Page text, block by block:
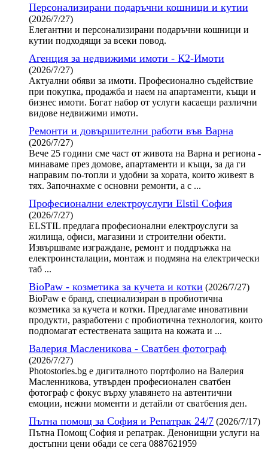
Персонализирани подаръчни кошници и кутии
(2026/7/27)
Елегантни и персонализирани подаръчни кошници и
кутии подходящи за всеки повод.
Агенция за недвижими имоти - К2-Имоти
(2026/7/27)
Актуални обяви за имоти. Професионално съдействие
при покупка, продажба и наем на апартаменти, къщи и
бизнес имоти. Богат набор от услуги касаещи различни
видове недвижими имоти.
Ремонти и довършителни работи във Варна
(2026/7/27)
Вече 25 години сме част от живота на Варна и региона -
минаваме през домове, апартаменти и къщи, за да ги
направим по-топли и удобни за хората, които живеят в
тях. Започнахме с основни ремонти, а с ...
Професионални електроуслуги Elstil София
(2026/7/27)
ELSTIL предлага професионални електроуслуги за
жилища, офиси, магазини и строителни обекти.
Извършваме изграждане, ремонт и поддръжка на
електроинсталации, монтаж и подмяна на електрически
таб ...
BioPaw - козметика за кучета и котки (2026/7/27)
BioPaw е бранд, специализиран в пробиотична
козметика за кучета и котки. Предлагаме иновативни
продукти, разработени с пробиотична технология, които
подпомагат естествената защита на кожата и ...
Валерия Масленикова - Сватбен фотограф
(2026/7/27)
Photostories.bg е дигиталното портфолио на Валерия
Масленникова, утвърден професионален сватбен
фотограф с фокус върху улавянето на автентични
емоции, нежни моменти и детайли от сватбения ден.
Пътна помощ за София и Репатрак 24/7 (2026/7/17)
Пътна Помощ София и репатрак. Денонищни услуги на
достъпни цени обади се сега 0887621959